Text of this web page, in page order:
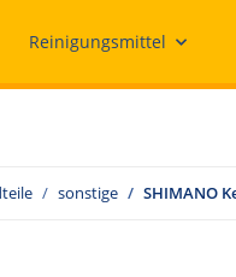
Reinigungsmittel
sonstige SHIMANO